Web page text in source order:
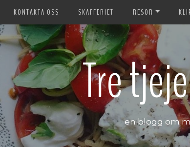
KONTAKTA OSS SKAFFERIET RESOR
Tre
en blogg om